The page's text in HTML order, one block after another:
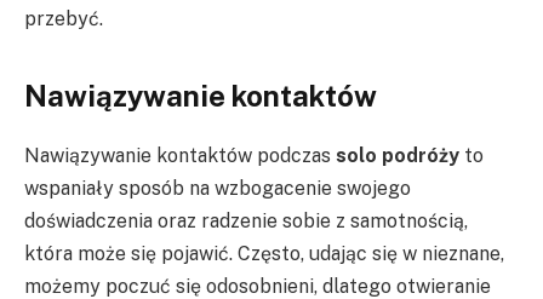
przebyć.
Nawiązywanie kontaktów
Nawiązywanie kontaktów podczas solo podróży to
wspaniały sposób na wzbogacenie swojego
doświadczenia oraz radzenie sobie z samotnością,
która może się pojawić. Często, udając się w nieznane,
możemy poczuć się odosobnieni, dlatego otwieranie